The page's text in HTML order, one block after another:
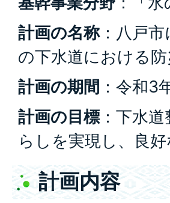
計画の名称：八戸
の下水道における
計画の期間 ：令和3
計画の目標 ：下水
らしを実現し、良
計画内容